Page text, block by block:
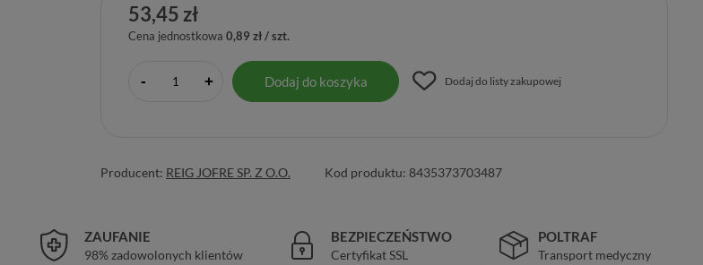
53,45 zł
Cena jednostkowa 0,89 zł / szt.
- + Dodaj do koszyka Dodaj do listy zakupowej
Producent: REIG JOFRE SP. Z O.O. Kod produktu: 8435373703487
ZAUFANIE
98% zadowolonych klientów
BEZPIECZEŃSTWO
Certyfikat SSL
POLTRAF
Transport medyczny